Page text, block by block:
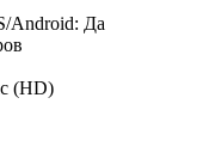
Android: Да
(HD)